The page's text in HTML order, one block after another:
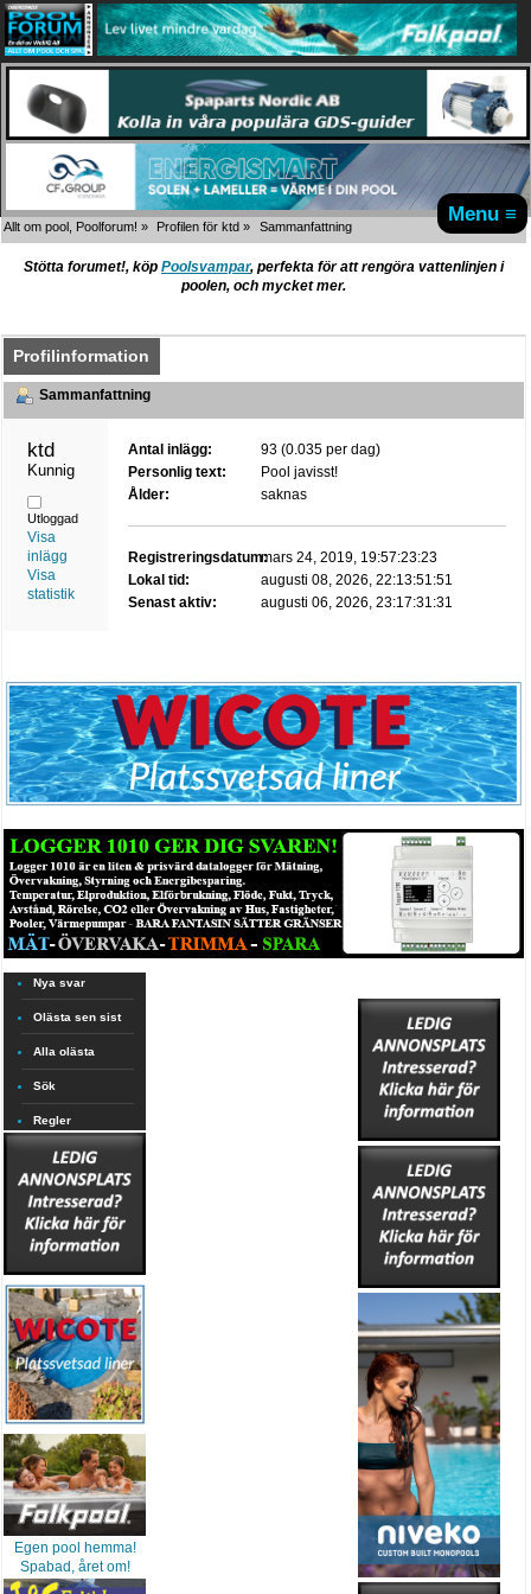
Menu ≡
Allt om pool, Poolforum! » Profilen för ktd » Sammanfattning
Stötta forumet!, köp Poolsvampar, perfekta för att rengöra vattenlinjen i
poolen, och mycket mer.
Profilinformation
Sammanfattning
ktd
Kunnig
Utloggad
Visa
inlägg
Visa
statistik
Antal inlägg:
93 (0.035 per dag)
Personlig text:
Pool javisst!
Ålder:
saknas
Registreringsdatum:mars 24, 2019, 19:57:23:23
Lokal tid:
augusti 08, 2026, 22:13:51:51
Senast aktiv:
augusti 06, 2026, 23:17:31:31
Nya svar
Olästa sen sist
Alla olästa
Sök
Regler
Egen pool hemma!
Spabad, året om!